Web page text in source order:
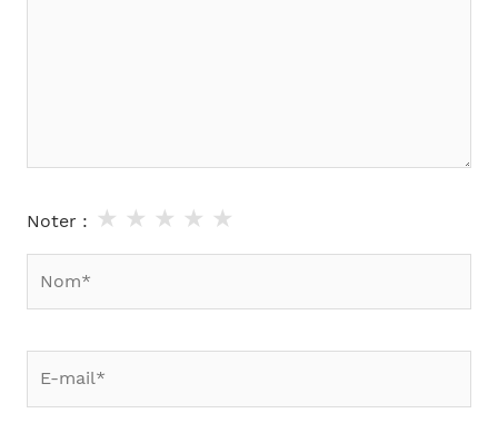
Noter : ★
★
★
★
★